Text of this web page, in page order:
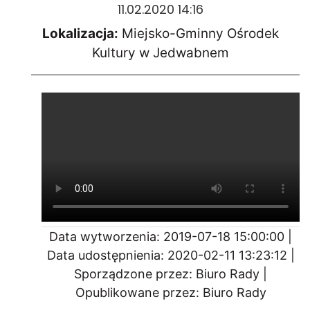
11.02.2020 14:16
Lokalizacja: Miejsko-Gminny Ośrodek
Kultury w Jedwabnem
Data wytworzenia: 2019-07-18 15:00:00 |
Data udostępnienia: 2020-02-11 13:23:12 |
Sporządzone przez: Biuro Rady |
Opublikowane przez: Biuro Rady